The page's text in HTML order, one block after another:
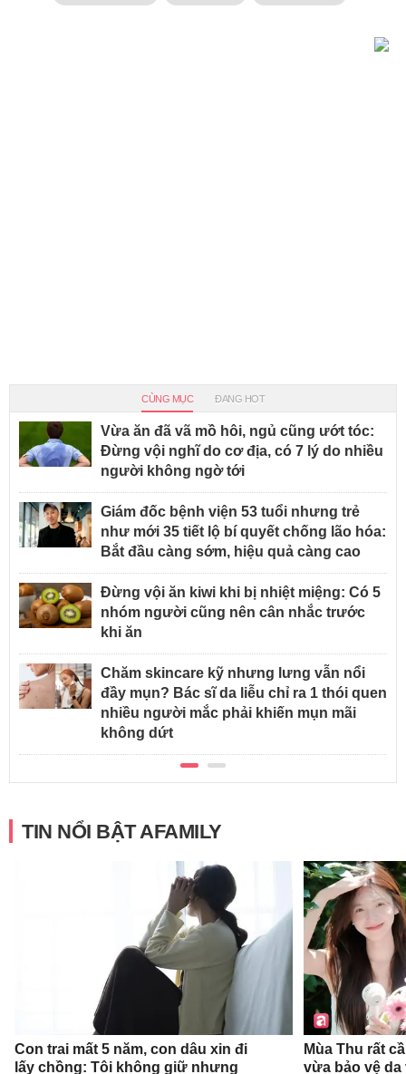
CÙNG MỤC ĐANG HOT
Vừa ăn đã vã mồ hôi, ngủ cũng ướt tóc:
Đừng vội nghĩ do cơ địa, có 7 lý do nhiều
người không ngờ tới
Giám đốc bệnh viện 53 tuổi nhưng trẻ
như mới 35 tiết lộ bí quyết chống lão hóa:
Bắt đầu càng sớm, hiệu quả càng cao
Đừng vội ăn kiwi khi bị nhiệt miệng: Có 5
nhóm người cũng nên cân nhắc trước
khi ăn
Chăm skincare kỹ nhưng lưng vẫn nổi
đầy mụn? Bác sĩ da liễu chỉ ra 1 thói quen
nhiều người mắc phải khiến mụn mãi
không dứt
TIN NỔI BẬT AFAMILY
Con trai mất 5 năm, con dâu xin đi
lấy chồng: Tôi không giữ nhưng
Mùa Thu rất
vừa bảo vệ